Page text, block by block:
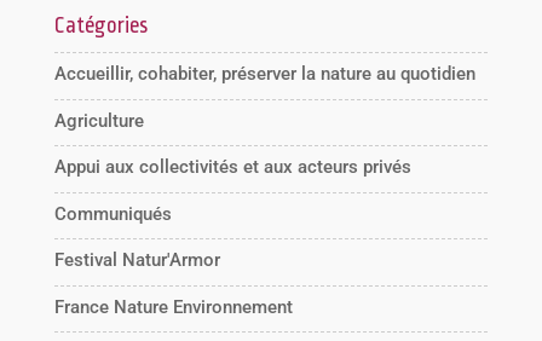
Catégories
Accueillir, cohabiter, préserver la nature au quotidien
Agriculture
Appui aux collectivités et aux acteurs privés
Communiqués
Festival Natur'Armor
France Nature Environnement